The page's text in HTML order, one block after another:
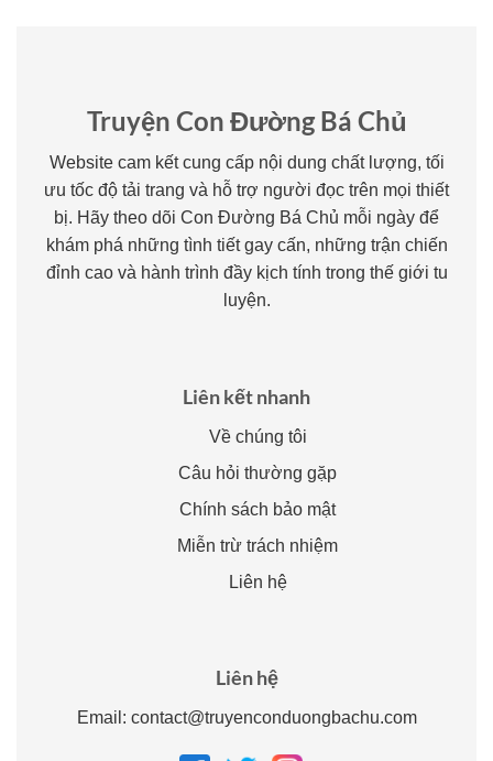
Truyện Con Đường Bá Chủ
Website cam kết cung cấp nội dung chất lượng, tối
ưu tốc độ tải trang và hỗ trợ người đọc trên mọi thiết
bị. Hãy theo dõi Con Đường Bá Chủ mỗi ngày để
khám phá những tình tiết gay cấn, những trận chiến
đỉnh cao và hành trình đầy kịch tính trong thế giới tu
luyện.
Liên kết nhanh
Về chúng tôi
Câu hỏi thường gặp
Chính sách bảo mật
Miễn trừ trách nhiệm
Liên hệ
Liên hệ
Email: contact@truyenconduongbachu.com